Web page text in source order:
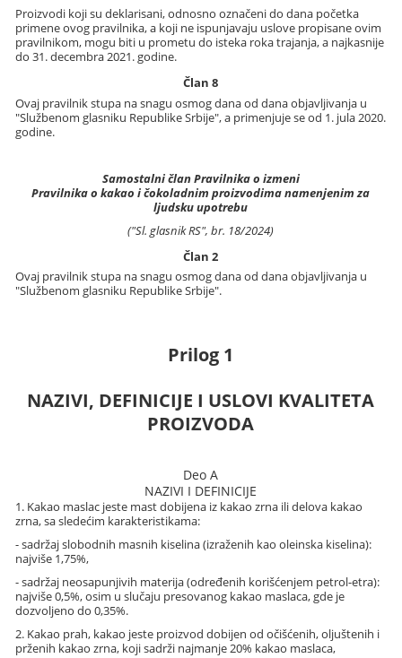
Proizvodi koji su deklarisani, odnosno označeni do dana početka
primene ovog pravilnika, a koji ne ispunjavaju uslove propisane ovim
pravilnikom, mogu biti u prometu do isteka roka trajanja, a najkasnije
do 31. decembra 2021. godine.
Član 8
Ovaj pravilnik stupa na snagu osmog dana od dana objavljivanja u
"Službenom glasniku Republike Srbije", a primenjuje se od 1. jula 2020.
godine.
Samostalni član Pravilnika o izmeni
Pravilnika o kakao i čokoladnim proizvodima namenjenim za
ljudsku upotrebu
("Sl. glasnik RS", br. 18/2024)
Član 2
Ovaj pravilnik stupa na snagu osmog dana od dana objavljivanja u
"Službenom glasniku Republike Srbije".
Prilog 1
NAZIVI, DEFINICIJE I USLOVI KVALITETA
PROIZVODA
Deo A
NAZIVI I DEFINICIJE
1. Kakao maslac jeste mast dobijena iz kakao zrna ili delova kakao
zrna, sa sledećim karakteristikama:
- sadržaj slobodnih masnih kiselina (izraženih kao oleinska kiselina):
najviše 1,75%,
- sadržaj neosapunjivih materija (određenih korišćenjem petrol-etra):
najviše 0,5%, osim u slučaju presovanog kakao maslaca, gde je
dozvoljeno do 0,35%.
2. Kakao prah, kakao jeste proizvod dobijen od očišćenih, oljuštenih i
prženih kakao zrna, koji sadrži najmanje 20% kakao maslaca,